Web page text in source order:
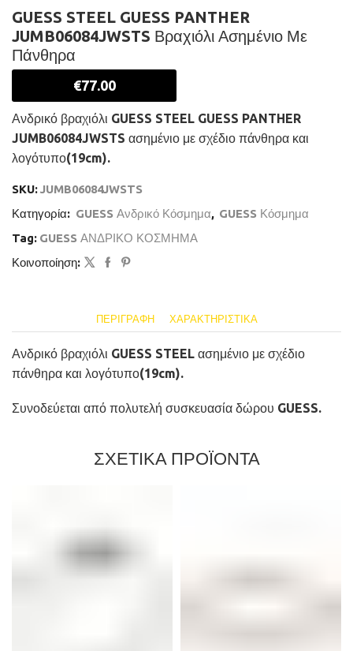
GUESS STEEL GUESS PANTHER
JUMB06084JWSTS Βραχιόλι Ασημένιο Με
Πάνθηρα
€77.00
Ανδρικό βραχιόλι GUESS STEEL GUESS PANTHER
JUMB06084JWSTS ασημένιο με σχέδιο πάνθηρα και
λογότυπο(19cm).
SKU:JUMB06084JWSTS
Κατηγορία: GUESS Ανδρικό Κόσμημα, GUESS Κόσμημα
Tag: GUESS ΑΝΔΡΙΚΟ ΚΟΣΜΗΜΑ
Κοινοποίηση:
ΠΕΡΙΓΡΑΦΉ ΧΑΡΑΚΤΗΡΙΣΤΙΚΆ
Ανδρικό βραχιόλι GUESS STEEL ασημένιο με σχέδιο
πάνθηρα και λογότυπο(19cm).
Συνοδεύεται από πολυτελή συσκευασία δώρου GUESS.
ΣΧΕΤΙΚΑ ΠΡΟΪΟΝΤΑ